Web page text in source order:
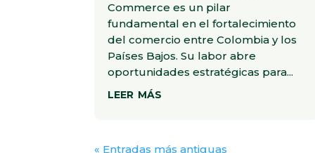
Commerce es un pilar
fundamental en el fortalecimiento
del comercio entre Colombia y los
Países Bajos. Su labor abre
oportunidades estratégicas para...
leer más
« Entradas más antiguas